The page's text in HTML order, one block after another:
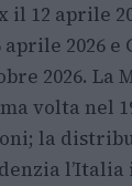
il 12 aprile
2026 e
2026. La
volta nel
la
l’Italia